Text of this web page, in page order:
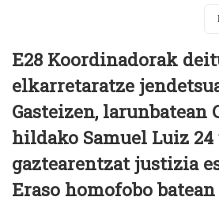
E28 Koordinadorak
elkarretaratze
Gasteizen, larunbatean
hildako Samuel Luiz
gaztearentzat justizia
Eraso homofobo